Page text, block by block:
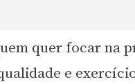
quer focar na
e